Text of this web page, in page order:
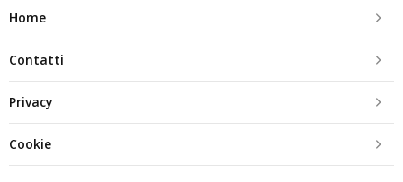
Home
Contatti
Privacy
Cookie